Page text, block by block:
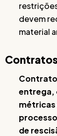
devem
material
Contratos
entrega,
métricas
de